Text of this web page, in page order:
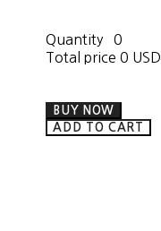
Quantity
0
Total price 0 USD
BUY NOW
ADD TO CART